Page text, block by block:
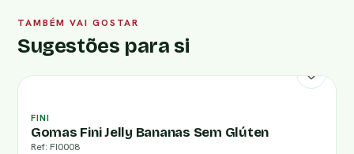
TAMBÉM VAI GOSTAR
Sugestões para si
FINI
Gomas Fini Jelly Bananas Sem Glúten
Ref: FI0008